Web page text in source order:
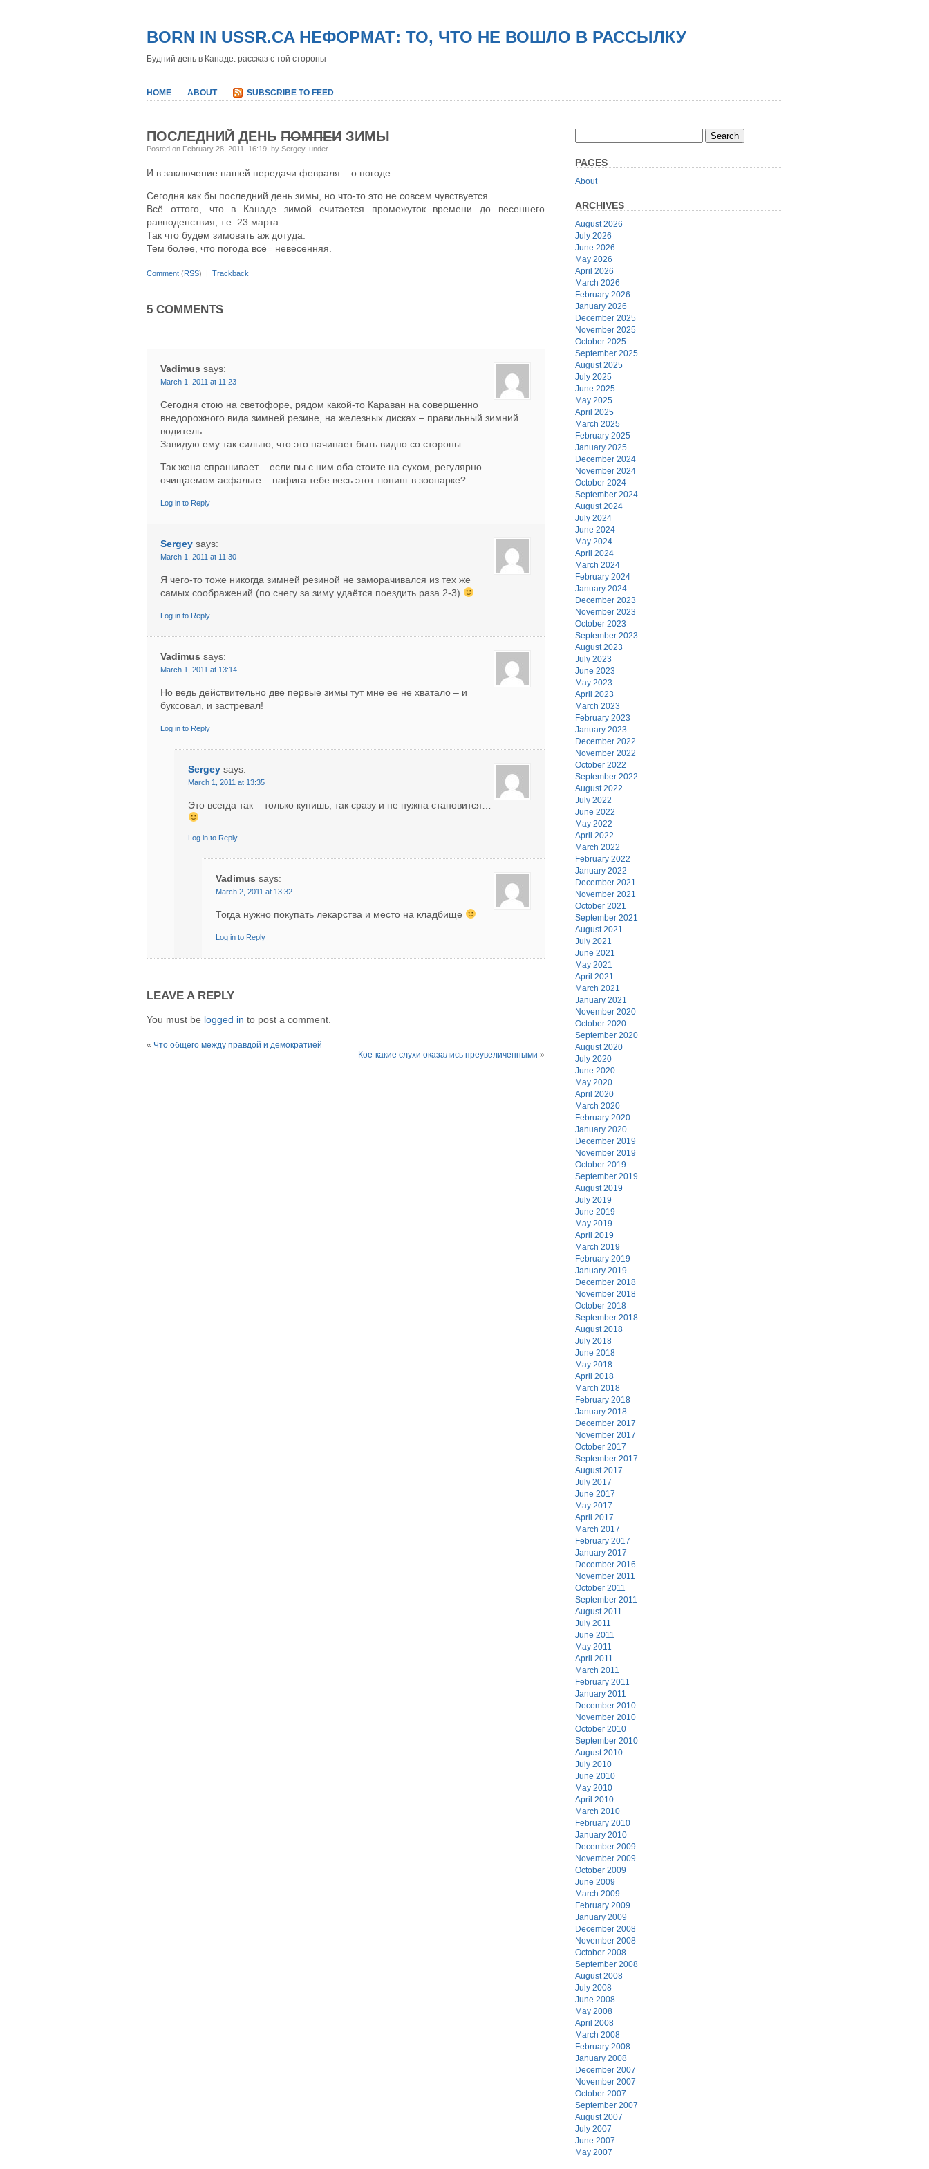
BORN IN USSR.CA НЕФОРМАТ: ТО, ЧТО НЕ ВОШЛО В РАССЫЛКУ
Будний день в Канаде: рассказ с той стороны
HOME ABOUT SUBSCRIBE TO FEED
ПОСЛЕДНИЙ ДЕНЬ ПОМПЕИ ЗИМЫ
Posted on February 28, 2011, 16:19, by Sergey, under
И в заключение нашей передачи февраля – о погоде.
Сегодня как бы последний день зимы, но что-то это не совсем чувствуется.
Всё оттого, что в Канаде зимой считается промежуток времени до весеннего
равноденствия, т.е. 23 марта.
Так что будем зимовать аж дотуда.
Тем более, что погода всё= невесенняя.
Comment (RSS) | Trackback
5 COMMENTS
Vadimus says:
March 1, 2011 at 11:23
Сегодня стою на светофоре, рядом какой-то Караван на совершенно
внедорожного вида зимней резине, на железных дисках – правильный зимний
водитель.
Завидую ему так сильно, что это начинает быть видно со стороны.
Так жена спрашивает – если вы с ним оба стоите на сухом, регулярно
очищаемом асфальте – нафига тебе весь этот тюнинг в зоопарке?
Log in to Reply
Sergey says:
March 1, 2011 at 11:30
Я чего-то тоже никогда зимней резиной не заморачивался из тех же
самых соображений (по снегу за зиму удаётся поездить раза 2-3)
Log in to Reply
Vadimus says:
March 1, 2011 at 13:14
Но ведь действительно две первые зимы тут мне ее не хватало – и
буксовал, и застревал!
Log in to Reply
Sergey says:
March 1, 2011 at 13:35
Это всегда так – только купишь, так сразу и не нужна становится…
Log in to Reply
Vadimus says:
March 2, 2011 at 13:32
Тогда нужно покупать лекарства и место на кладбище
Log in to Reply
LEAVE A REPLY
You must be logged in to post a comment.
« Что общего между правдой и демократией
Кое-какие слухи оказались преувеличенными »
PAGES
About
ARCHIVES
August 2026
July 2026
June 2026
May 2026
April 2026
March 2026
February 2026
January 2026
December 2025
November 2025
October 2025
September 2025
August 2025
July 2025
June 2025
May 2025
April 2025
March 2025
February 2025
January 2025
December 2024
November 2024
October 2024
September 2024
August 2024
July 2024
June 2024
May 2024
April 2024
March 2024
February 2024
January 2024
December 2023
November 2023
October 2023
September 2023
August 2023
July 2023
June 2023
May 2023
April 2023
March 2023
February 2023
January 2023
December 2022
November 2022
October 2022
September 2022
August 2022
July 2022
June 2022
May 2022
April 2022
March 2022
February 2022
January 2022
December 2021
November 2021
October 2021
September 2021
August 2021
July 2021
June 2021
May 2021
April 2021
March 2021
January 2021
November 2020
October 2020
September 2020
August 2020
July 2020
June 2020
May 2020
April 2020
March 2020
February 2020
January 2020
December 2019
November 2019
October 2019
September 2019
August 2019
July 2019
June 2019
May 2019
April 2019
March 2019
February 2019
January 2019
December 2018
November 2018
October 2018
September 2018
August 2018
July 2018
June 2018
May 2018
April 2018
March 2018
February 2018
January 2018
December 2017
November 2017
October 2017
September 2017
August 2017
July 2017
June 2017
May 2017
April 2017
March 2017
February 2017
January 2017
December 2016
November 2011
October 2011
September 2011
August 2011
July 2011
June 2011
May 2011
April 2011
March 2011
February 2011
January 2011
December 2010
November 2010
October 2010
September 2010
August 2010
July 2010
June 2010
May 2010
April 2010
March 2010
February 2010
January 2010
December 2009
November 2009
October 2009
June 2009
March 2009
February 2009
January 2009
December 2008
November 2008
October 2008
September 2008
August 2008
July 2008
June 2008
May 2008
April 2008
March 2008
February 2008
January 2008
December 2007
November 2007
October 2007
September 2007
August 2007
July 2007
June 2007
May 2007